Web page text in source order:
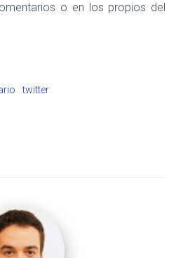
o en los propios del
twitter